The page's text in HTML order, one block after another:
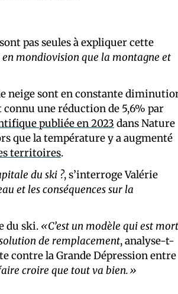
pas seules à expliquer cette
mondiovision que la montagne et
neige sont en constante
connu une réduction de 5,6% par
publiée en 2023 dans Nature
que la température y a augmenté
territoires.
du ski ?, s’interroge Valérie
et les conséquences sur la
du ski. «C’est un modèle qui est
de remplacement, analyse-t-
contre la Grande Dépression entre
croire que tout va bien.»